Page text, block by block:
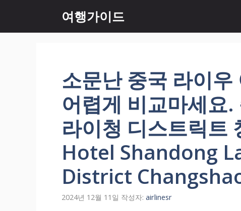
츠
여행가이드
소문난 중국 라이
어렵게 비교마세요
라이청 디스트릭트
Hotel Shandong
District
2024년 12월 11일 작성자: airlinesr